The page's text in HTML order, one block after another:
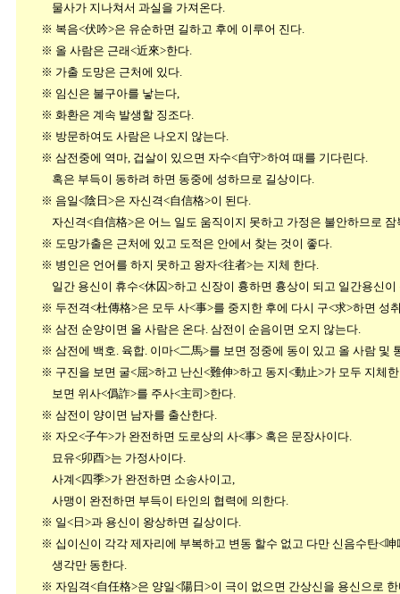
물사가 지나쳐서 과실을 가져온다.
※ 복음<伏吟>은 유순하면 길하고 후에 이루어 진다.
※ 올 사람은 근래<近來>한다.
※ 가출 도망은 근처에 있다.
※ 임신은 불구아를 낳는다,
※ 화환은 계속 발생할 징조다.
※ 방문하여도 사람은 나오지 않는다.
※ 삼전중에 역마, 겁살이 있으면 자수<自守>하여 때를 기다린다.
혹은 부득이 동하려 하면 동중에 성하므로 길상이다.
※ 음일<陰日>은 자신격<自信格>이 된다.
자신격<自信格>은 어느 일도 움직이지 못하고 가정은 불안하므로 잠
※ 도망가출은 근처에 있고 도적은 안에서 찾는 것이 좋다.
※ 병인은 언어를 하지 못하고 왕자<往者>는 지체 한다.
일간 용신이 휴수<休囚>하고 신장이 흉하면 흉상이 되고 일간용신이
※ 두전격<杜傳格>은 모두 사<事>를 중지한 후에 다시 구<求>하면 성
※ 삼전 순양이면 올 사람은 온다. 삼전이 순음이면 오지 않는다.
※ 삼전에 백호. 육합. 이마<二馬>를 보면 정중에 동이 있고 올 사람 및
※ 구진을 보면 굴<屈>하고 난신<難伸>하고 동지<動止>가 모두 지체한
보면 위사<僞詐>를 주사<主司>한다.
※ 삼전이 양이면 남자를 출산한다.
※ 자오<子午>가 완전하면 도로상의 사<事> 혹은 문장사이다.
묘유<卯酉>는 가정사이다.
사계<四季>가 완전하면 소송사이고,
사맹이 완전하면 부득이 타인의 협력에 의한다.
※ 일<日>과 용신이 왕상하면 길상이다.
※ 십이신이 각각 제자리에 부복하고 변동 할수 없고 다만 신음수탄<呻
생각만 동한다.
※ 자임격<自任格>은 양일<陽日>이 극이 없으면 간상신을 용신으로 한